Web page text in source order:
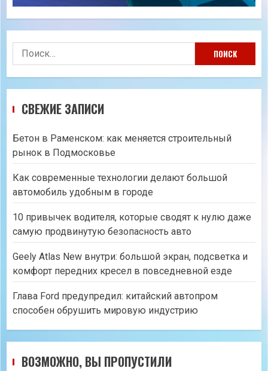
Найти:
СВЕЖИЕ ЗАПИСИ
Бетон в Раменском: как меняется строительный
рынок в Подмосковье
Как современные технологии делают большой
автомобиль удобным в городе
10 привычек водителя, которые сводят к нулю даже
самую продвинутую безопасность авто
Geely Atlas New внутри: большой экран, подсветка и
комфорт передних кресел в повседневной езде
Глава Ford предупредил: китайский автопром
способен обрушить мировую индустрию
ВОЗМОЖНО, ВЫ ПРОПУСТИЛИ